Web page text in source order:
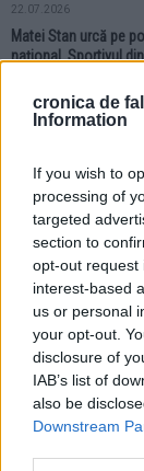
cronica de
Information
If you wish to
processing of
targeted
section to
opt-out request
interest-based
us or personal
your opt-out.
disclosure of
IAB’s list of
also be
Downstream
22.07.2026
Matei Stan urcă pe
național. Sportivul
aur la Cupa României
12.07.2026
Daria Silișteanu și
luptă pentru
Fălticenencele
nouă finală